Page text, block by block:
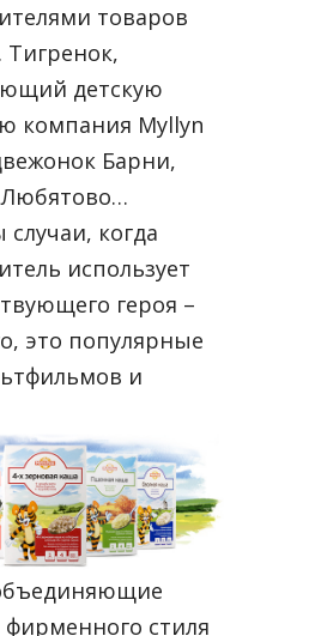
товаров
Тигренок,
детскую
компания Myllyn
Барни,
когда
использует
героя –
это популярные
и
стиля